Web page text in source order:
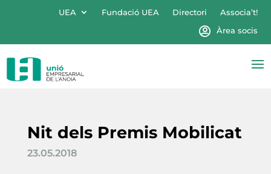
UEA Fundació UEA Directori
Associa’t!
Àrea socis
Nit dels Premis Mobilicat
23.05.2018